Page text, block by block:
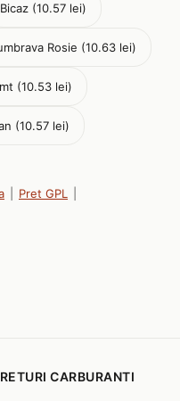
Bicaz (10.57 lei)
Rosie (10.63 lei)
(10.53 lei)
(10.57 lei)
Pret GPL
CARBURANTI